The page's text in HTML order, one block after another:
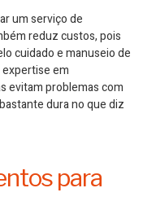
um serviço de
reduz custos, pois
cuidado e manuseio de
em
evitam problemas com
dura no que diz
para